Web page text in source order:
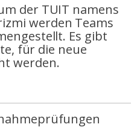
der TUIT namens
werden Teams
Es gibt
für die neue
werden.